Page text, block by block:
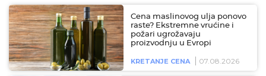
Cena maslinovog ulja ponovo
raste? Ekstremne vrućine i
požari ugrožavaju
proizvodnju u Evropi
KRETANJE CENA 07.08.2026